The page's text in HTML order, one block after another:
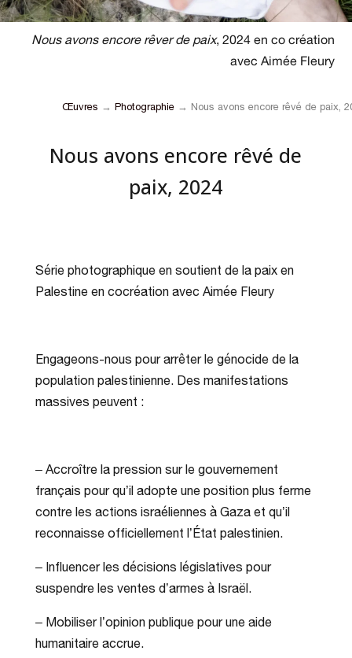
Nous avons encore rêver de paix, 2024 en co création
avec Aimée Fleury
Œuvres → Photographie→ Nous avons encore rêvé de paix,
Nous avons encore rêvé de
paix, 2024
Série photographique en soutient de la paix en
Palestine en cocréation avec Aimée Fleury
Engageons-nous pour arrêter le génocide de la
population palestinienne. Des manifestations
massives peuvent :
– Accroître la pression sur le gouvernement
français pour qu’il adopte une position plus ferme
contre les actions israéliennes à Gaza et qu’il
reconnaisse officiellement l’État palestinien.
– Influencer les décisions législatives pour
suspendre les ventes d’armes à Israël.
– Mobiliser l’opinion publique pour une aide
humanitaire accrue.